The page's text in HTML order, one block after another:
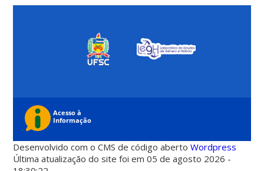
Desenvolvido com o CMS de código abertoWordpress
Última atualização do site foi em 05 de agosto 2026 -